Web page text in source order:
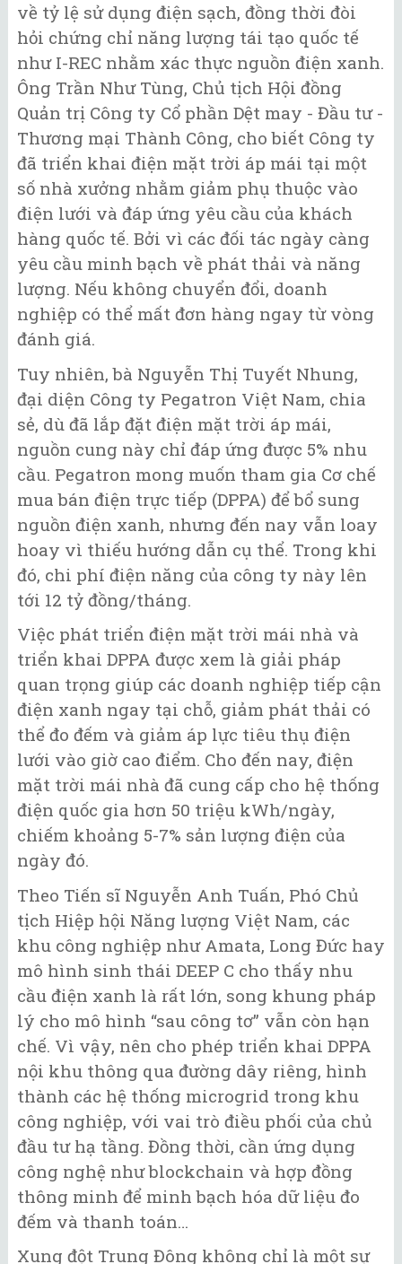
về tỷ lệ sử dụng điện sạch, đồng thời đòi
hỏi chứng chỉ năng lượng tái tạo quốc tế
như I-REC nhằm xác thực nguồn điện xanh.
Ông Trần Như Tùng, Chủ tịch Hội đồng
Quản trị Công ty Cổ phần Dệt may - Đầu tư -
Thương mại Thành Công, cho biết Công ty
đã triển khai điện mặt trời áp mái tại một
số nhà xưởng nhằm giảm phụ thuộc vào
điện lưới và đáp ứng yêu cầu của khách
hàng quốc tế. Bởi vì các đối tác ngày càng
yêu cầu minh bạch về phát thải và năng
lượng. Nếu không chuyển đổi, doanh
nghiệp có thể mất đơn hàng ngay từ vòng
đánh giá.
Tuy nhiên, bà Nguyễn Thị Tuyết Nhung,
đại diện Công ty Pegatron Việt Nam, chia
sẻ, dù đã lắp đặt điện mặt trời áp mái,
nguồn cung này chỉ đáp ứng được 5% nhu
cầu. Pegatron mong muốn tham gia Cơ chế
mua bán điện trực tiếp (DPPA) để bổ sung
nguồn điện xanh, nhưng đến nay vẫn loay
hoay vì thiếu hướng dẫn cụ thể. Trong khi
đó, chi phí điện năng của công ty này lên
tới 12 tỷ đồng/tháng.
Việc phát triển điện mặt trời mái nhà và
triển khai DPPA được xem là giải pháp
quan trọng giúp các doanh nghiệp tiếp cận
điện xanh ngay tại chỗ, giảm phát thải có
thể đo đếm và giảm áp lực tiêu thụ điện
lưới vào giờ cao điểm. Cho đến nay, điện
mặt trời mái nhà đã cung cấp cho hệ thống
điện quốc gia hơn 50 triệu kWh/ngày,
chiếm khoảng 5-7% sản lượng điện của
ngày đó.
Theo Tiến sĩ Nguyễn Anh Tuấn, Phó Chủ
tịch Hiệp hội Năng lượng Việt Nam, các
khu công nghiệp như Amata, Long Đức hay
mô hình sinh thái DEEP C cho thấy nhu
cầu điện xanh là rất lớn, song khung pháp
lý cho mô hình “sau công tơ” vẫn còn hạn
chế. Vì vậy, nên cho phép triển khai DPPA
nội khu thông qua đường dây riêng, hình
thành các hệ thống microgrid trong khu
công nghiệp, với vai trò điều phối của chủ
đầu tư hạ tầng. Đồng thời, cần ứng dụng
công nghệ như blockchain và hợp đồng
thông minh để minh bạch hóa dữ liệu đo
đếm và thanh toán…
Xung đột Trung Đông không chỉ là một sự